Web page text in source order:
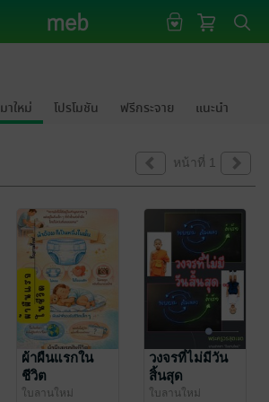
มาใหม่ โปรโมชัน ฟรีกระจาย แนะนำ
หน้าที่ 1
ผ้าผืนแรกใน
ชีวิต
ใบลานใหม่
วงจรที่ไม่มีวัน
สิ้นสุด
ใบลานใหม่